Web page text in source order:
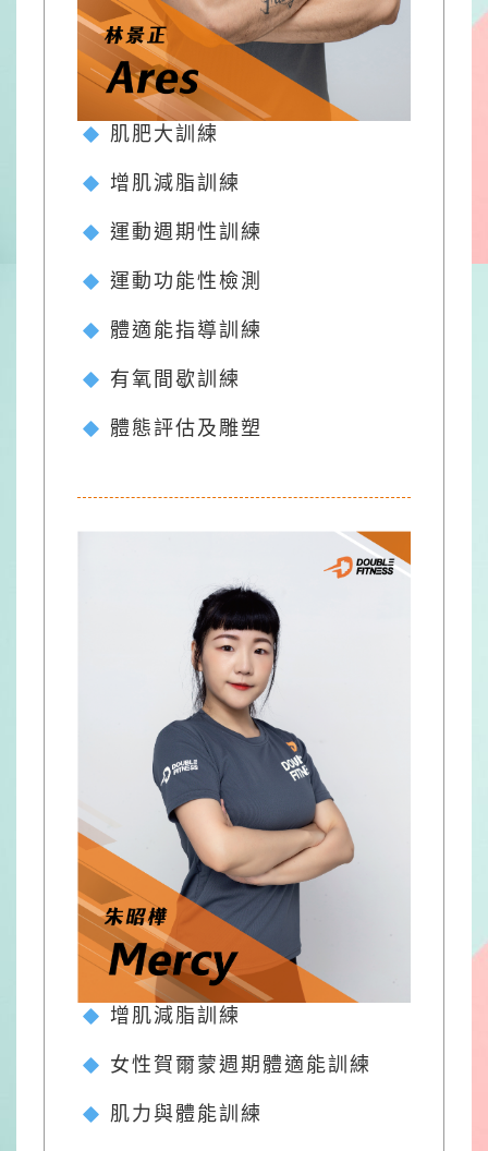
肌肥大訓練
增肌減脂訓練
運動週期性訓練
運動功能性檢測
體適能指導訓練
有氧間歇訓練
體態評估及雕塑
增肌減脂訓練
女性賀爾蒙週期體適能訓練
肌力與體能訓練